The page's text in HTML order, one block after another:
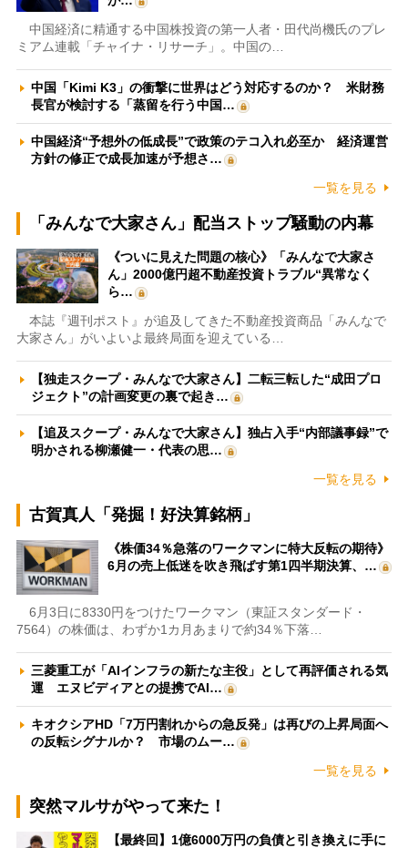
中国経済に精通する中国株投資の第一人者・田代尚機氏のプレ
ミアム連載「チャイナ・リサーチ」。中国の…
中国「Kimi K3」の衝撃に世界はどう対応するのか？ 米財務
長官が検討する「蒸留を行う中国…
中国経済“予想外の低成長”で政策のテコ入れ必至か 経済運営
方針の修正で成長加速が予想さ…
一覧を見る
「みんなで大家さん」配当ストップ騒動の内幕
《ついに見えた問題の核心》「みんなで大家さ
ん」2000億円超不動産投資トラブル“異常なく
ら…
本誌『週刊ポスト』が追及してきた不動産投資商品「みんなで
大家さん」がいよいよ最終局面を迎えている…
【独走スクープ・みんなで大家さん】二転三転した“成田プロ
ジェクト”の計画変更の裏で起き…
【追及スクープ・みんなで大家さん】独占入手“内部議事録”で
明かされる柳瀬健一・代表の思…
一覧を見る
古賀真人「発掘！好決算銘柄」
《株価34％急落のワークマンに特大反転の期待》
6月の売上低迷を吹き飛ばす第1四半期決算、…
6月3日に8330円をつけたワークマン（東証スタンダード・
7564）の株価は、わずか1カ月あまりで約34％下落…
三菱重工が「AIインフラの新たな主役」として再評価される気
運 エヌビディアとの提携でAI…
キオクシアHD「7万円割れからの急反発」は再びの上昇局面へ
の反転シグナルか？ 市場のムー…
一覧を見る
突然マルサがやって来た！
【最終回】1億6000万円の負債と引き換えに手に